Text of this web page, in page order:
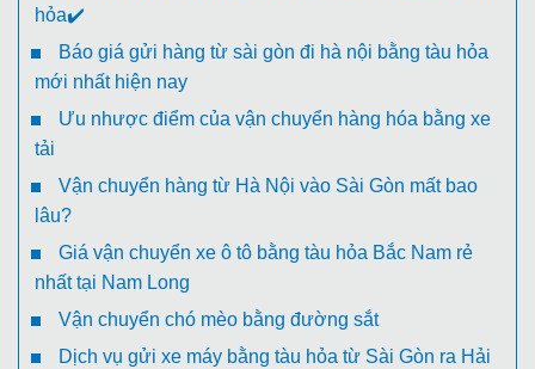
hỏa✔️
Báo giá gửi hàng từ sài gòn đi hà nội bằng tàu hỏa
mới nhất hiện nay
Ưu nhược điểm của vận chuyển hàng hóa bằng xe
tải
Vận chuyển hàng từ Hà Nội vào Sài Gòn mất bao
lâu?
Giá vận chuyển xe ô tô bằng tàu hỏa Bắc Nam rẻ
nhất tại Nam Long
Vận chuyển chó mèo bằng đường sắt
Dịch vụ gửi xe máy bằng tàu hỏa từ Sài Gòn ra Hải